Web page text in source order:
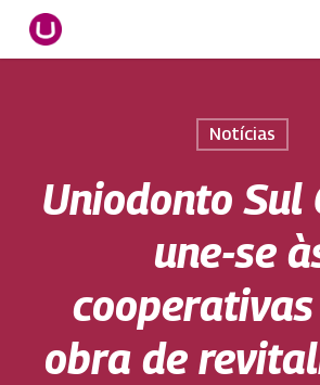
Pular
para
Notícias
Uniodonto Sul
une-se
obra de